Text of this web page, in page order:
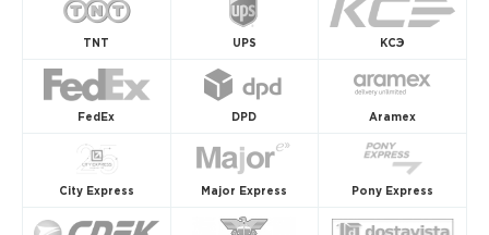
TNT UPS КСЭ
FedEx DPD Aramex
City Express Major Express Pony Express